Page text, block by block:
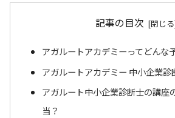
記事の目次
アガルートアカデミーってどんな
アガルートアカデミー 中小企業診
アガルート中小企業診断士の講座
当？